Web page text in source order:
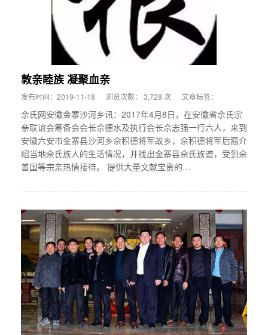
敦亲睦族 凝聚血亲
发布时间：2019-11-18 浏览次数： 3,728 次 文章标签：
佘氏网安徽金寨沙河乡讯：2017年4月8日，在安徽省佘氏宗
亲联谊会筹备会会长佘德水及执行会长佘志强一行六人，来到
安徽六安市金寨县沙河乡佘积德将军故乡，佘积德将军后裔介
绍当地佘氏族人的生活情况，并找出金寨县佘氏族谱，受到佘
善国等宗亲热情接待。 提供大量文献宝贵的…